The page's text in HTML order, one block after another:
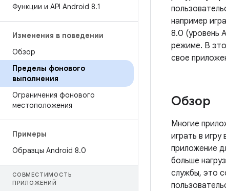
Функции и API Android 8.1
Изменения в поведении
Обзор
Пределы фонового
выполнения
Ограничения фонового
местоположения
Примеры
Образцы Android 8.0
СОВМЕСТИМОСТЬ
ПРИЛОЖЕНИЙ
например
8.0 (уровень
режиме. В
свое
Обзор
Многие
играть в
приложение
больше
службы, это